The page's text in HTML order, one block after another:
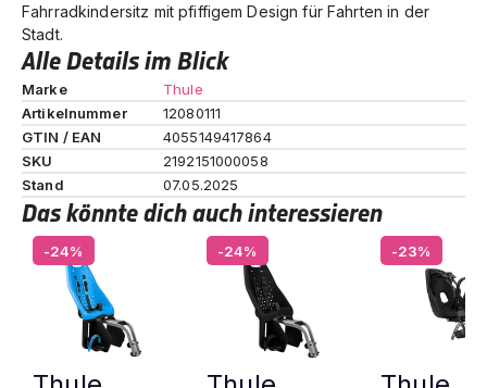
Fahrradkindersitz mit pfiffigem Design für Fahrten in der
Stadt.
Alle Details im Blick
Marke
Thule
Artikelnummer
12080111
GTIN / EAN
4055149417864
SKU
2192151000058
Stand
07.05.2025
Das könnte dich auch interessieren
-24% -24% -23%